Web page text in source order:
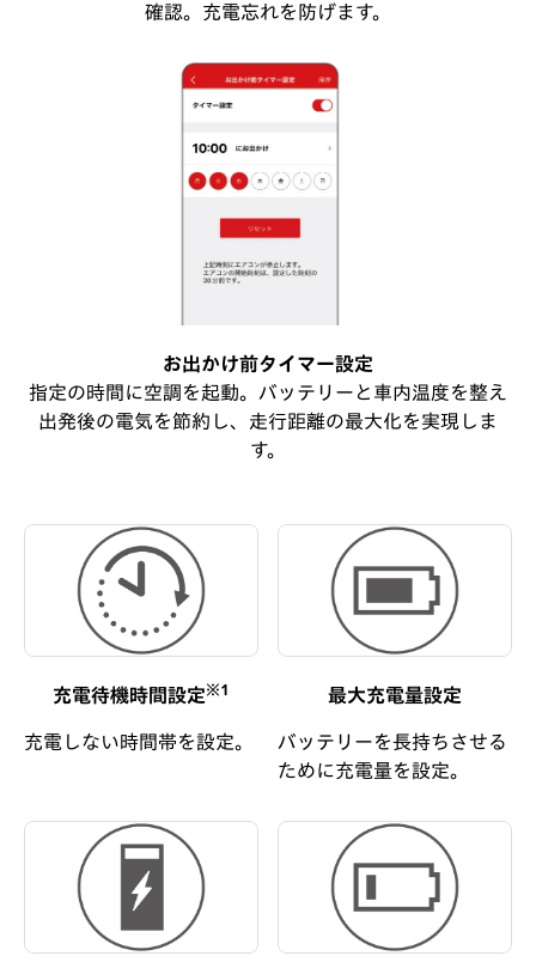
確認。 充電忘れを防げます。
お出かけ前タイマー設定
指定の時間に空調を起動。バッテリーと車内温度を整え
出発後の電気を節約し、走行距離の最大化を実現しま
す。
充電待機時間設定※1
充電しない時間帯を設定。
最大充電量設定
バッテリーを長持ちさせる
ために充電量を設定。